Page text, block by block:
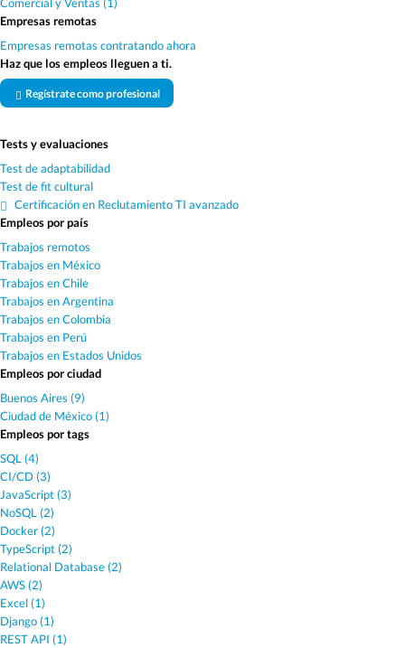
Comercial y Ventas (1)
Empresas remotas
Empresas remotas contratando ahora
Haz que los empleos lleguen a ti.
Regístrate como profesional
Tests y evaluaciones
Test de adaptabilidad
Test de fit cultural
Certificación en Reclutamiento TI avanzado
Empleos por país
Trabajos remotos
Trabajos en México
Trabajos en Chile
Trabajos en Argentina
Trabajos en Colombia
Trabajos en Perú
Trabajos en Estados Unidos
Empleos por ciudad
Buenos Aires (9)
Ciudad de México (1)
Empleos por tags
SQL (4)
CI/CD (3)
JavaScript (3)
NoSQL (2)
Docker (2)
TypeScript (2)
Relational Database (2)
AWS (2)
Excel (1)
Django (1)
REST API (1)